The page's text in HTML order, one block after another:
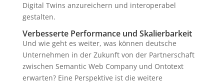
Digital Twins anzureichern und interoperabel
gestalten.
Verbesserte Performance und Skalierbarkeit
Und wie geht es weiter, was können deutsche
Unternehmen in der Zukunft von der Partnerschaft
zwischen Semantic Web Company und Ontotext
erwarten? Eine Perspektive ist die weitere